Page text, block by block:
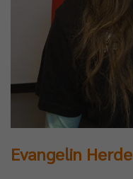
Evangelin Herde